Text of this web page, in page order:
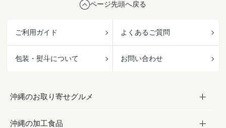
ページ先頭へ戻る
ご利用ガイド よくあるご質問
包装・熨斗について お問い合わせ
沖縄のお取り寄せグルメ
お取り寄せグルメ
沖縄の加工食品